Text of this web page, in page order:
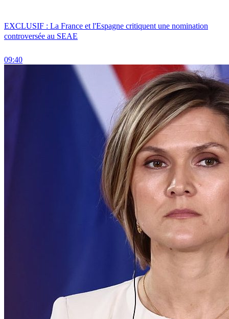
EXCLUSIF : La France et l'Espagne critiquent une nomination
controversée au SEAE
09:40